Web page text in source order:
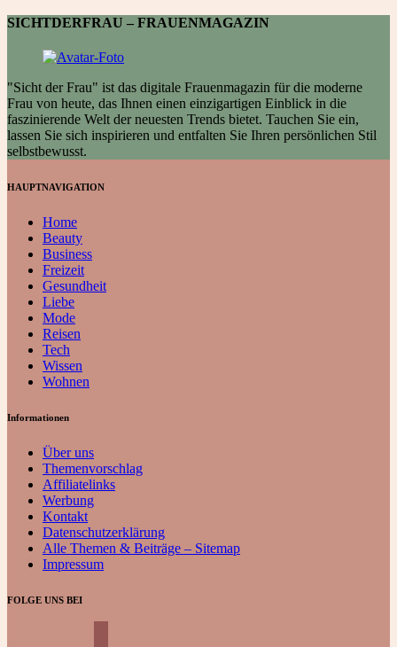
SICHTDERFRAU – FRAUENMAGAZIN
"Sicht der Frau" ist das digitale Frauenmagazin für die moderne
Frau von heute, das Ihnen einen einzigartigen Einblick in die
faszinierende Welt der neuesten Trends bietet. Tauchen Sie ein,
lassen Sie sich inspirieren und entfalten Sie Ihren persönlichen Stil
selbstbewusst.
HAUPTNAVIGATION
Home
Beauty
Business
Freizeit
Gesundheit
Liebe
Mode
Reisen
Tech
Wissen
Wohnen
Informationen
Über uns
Themenvorschlag
Affiliatelinks
Werbung
Kontakt
Datenschutzerklärung
Alle Themen & Beiträge – Sitemap
Impressum
FOLGE UNS BEI